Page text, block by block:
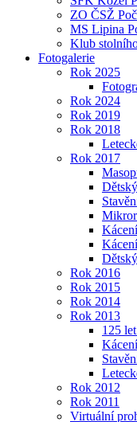
ZO ČSŽ
MS Lipina
Klub
Fotogalerie
Rok 2025
Rok 2024
Rok 2019
Rok 2018
Rok 2017
Rok 2016
Rok 2015
Rok 2014
Rok 2013
125
Rok 2012
Rok 2011
Virtuální